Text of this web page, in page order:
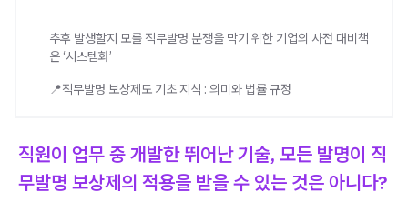
추후 발생할지 모를 직무발명 분쟁을 막기 위한 기업의 사전 대비책
은 ‘시스템화’
📍직무발명 보상제도 기초 지식 : 의미와 법률 규정
직원이 업무 중 개발한 뛰어난 기술, 모든 발명이 직
무발명 보상제의 적용을 받을 수 있는 것은 아니다?